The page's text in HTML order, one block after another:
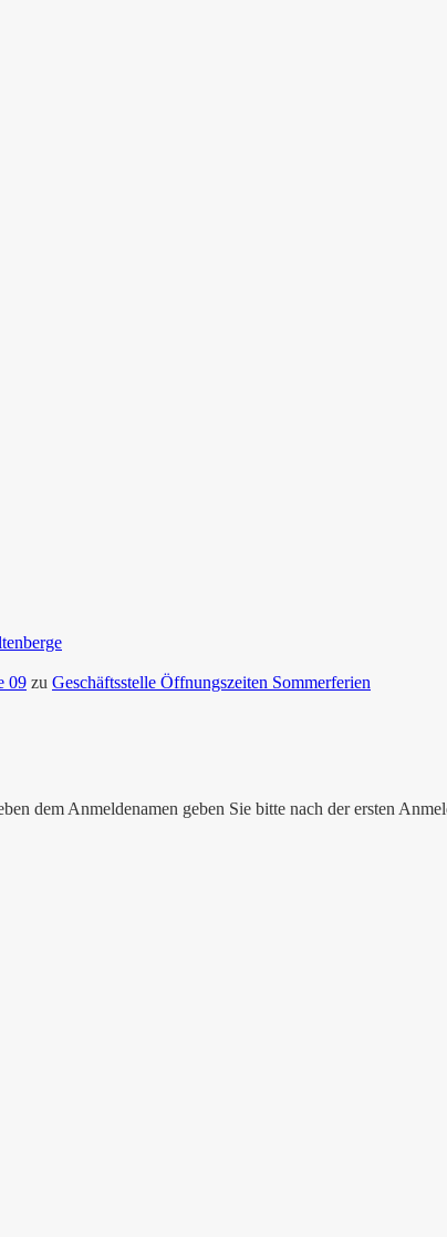
09 zu Geschäftsstelle Öffnungszeiten Sommerferien
dem Anmeldenamen geben Sie bitte nach der ersten